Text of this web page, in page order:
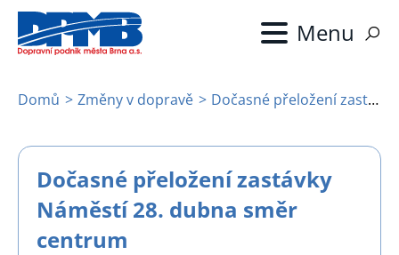
Přejít
hlavnímu
Drobečková
navigace
Domů Změny v dopravě Dočasné přeložení zastávky Náměstí 28. dubna směr centrum
Dočasné přeložení zastávky
Náměstí 28. dubna směr
centrum